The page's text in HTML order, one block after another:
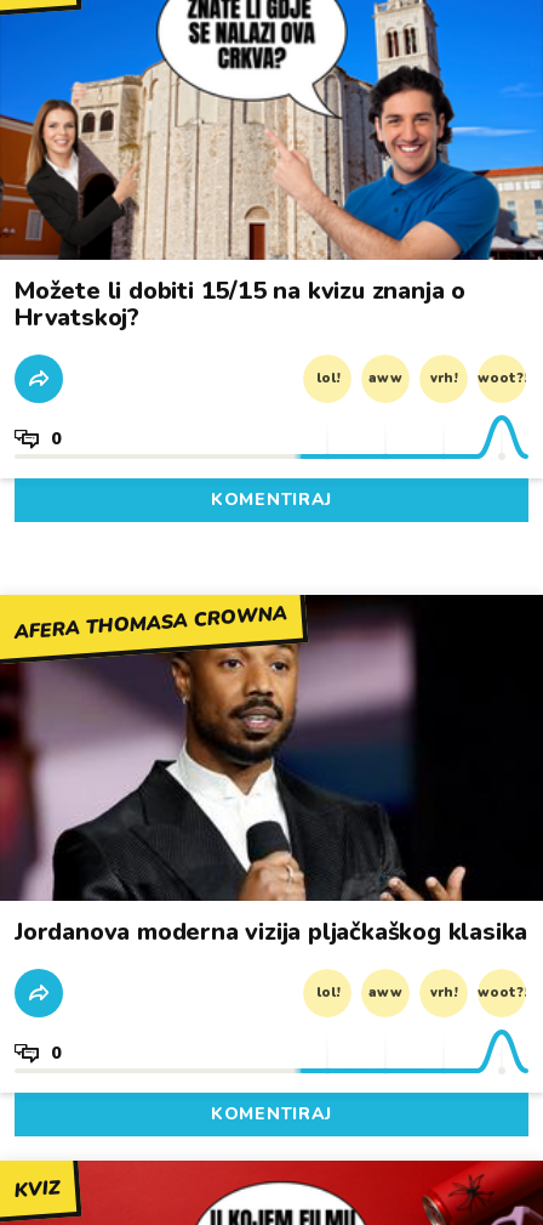
Možete li dobiti 15/15 na kvizu znanja o
Hrvatskoj?
lol! aww vrh! woot?!
0
KOMENTIRAJ
AFERA THOMASA CROWNA
Jordanova moderna vizija pljačkaškog klasika
lol! aww vrh! woot?!
0
KOMENTIRAJ
KVIZ